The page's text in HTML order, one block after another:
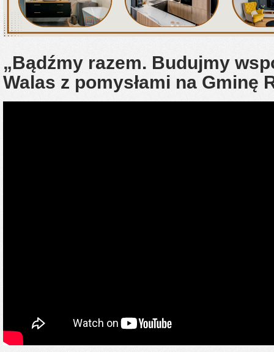
„Bądźmy razem. Budujmy
Walas z pomysłami na Gminę